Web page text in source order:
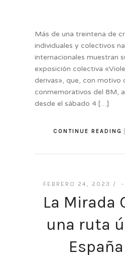
Más de una treintena de
individuales y colectivos
internacionales muestran
exposición colectiva
derivas», que, con motivo
conmemorativos del 8M,
desde el sábado 4 […]
CONTINUE READING
FEBRERO 24, 2023 / -
La Mirada
una ruta